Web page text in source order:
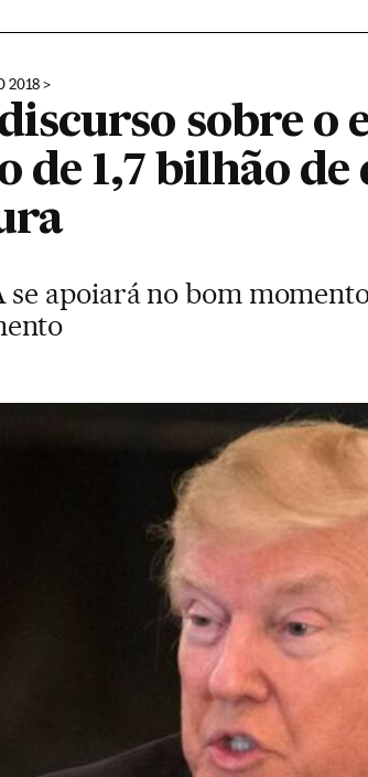
2018
sobre o
de 1,7 bilhão de
se apoiará no bom